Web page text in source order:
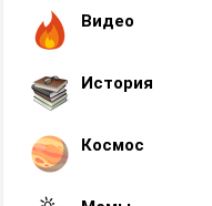
Видео
История
Космос